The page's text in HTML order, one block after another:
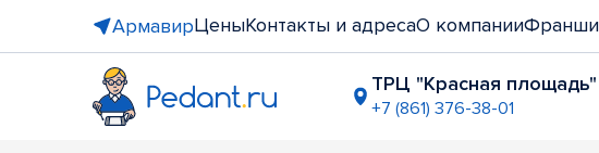
АрмавирЦеныКонтакты и адресаО компании
ТРЦ "Красная площадь"
+7 (861) 376-38-01